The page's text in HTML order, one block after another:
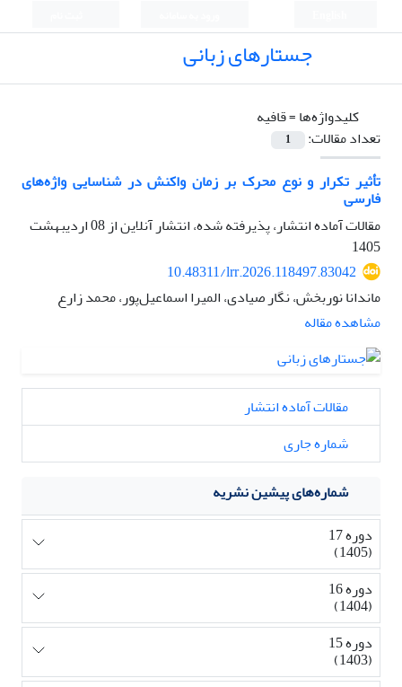
جستارهای زبانی
کلیدواژه‌ها =قافیه
تعداد مقالات:
1
تأثیر تکرار و نوع محرک بر زمان واکنش در شناسایی واژه‌های
فارسی
مقالات آماده انتشار، پذیرفته شده، انتشار آنلاین از
08 اردیبهشت
1405
10.48311/lrr.2026.118497.83042
ماندانا نوربخش، نگار صیادی، المیرا اسماعیل‌پور، محمد زارع
مشاهده مقاله
مقالات آماده انتشار
شماره جاری
شماره‌های پیشین نشریه
دوره 17
(1405)
دوره 16
(1404)
دوره 15
(1403)